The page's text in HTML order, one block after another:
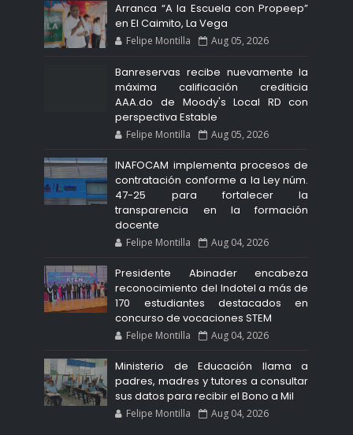
Arranca “A la Escuela con Propeep”
en El Caimito, La Vega
Felipe Montilla Aug 05, 2026
Banreservas recibe nuevamente la
máxima calificación crediticia
AAA.do de Moody's Local RD con
perspectiva Estable
Felipe Montilla Aug 05, 2026
INAFOCAM implementa procesos de
contratación conforme a la Ley núm.
47-25 para fortalecer la
transparencia en la formación
docente
Felipe Montilla Aug 04, 2026
Presidente Abinader encabeza
reconocimiento del Indotel a más de
170 estudiantes destacados en
concurso de vocaciones STEM
Felipe Montilla Aug 04, 2026
Ministerio de Educación llama a
padres, madres y tutores a consultar
sus datos para recibir el Bono a Mil
Felipe Montilla Aug 04, 2026